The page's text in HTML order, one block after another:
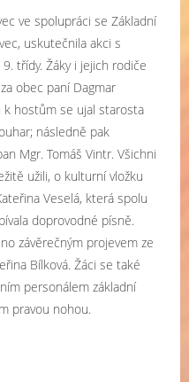
ve spolupráci se Základní
uskutečnila akci s
třídy. Žáky i jejich rodiče
obec paní Dagmar
k hostům se ujal starosta
následně pak
Mgr. Tomáš Vintr. Všichni
užili, o kulturní vložku
Veselá, která spolu
doprovodné písně.
závěrečným projevem ze
Bílková. Žáci se také
personálem základní
pravou nohou.